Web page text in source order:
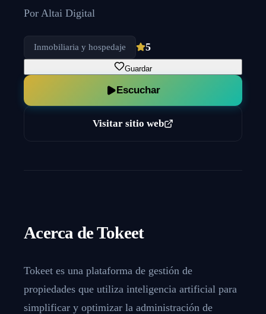
Por Altai Digital
Inmobiliaria y hospedaje 5
Guardar
Escuchar
Visitar sitio web
Acerca deTokeet
Tokeet es una plataforma de gestión de
propiedades que utiliza inteligencia artificial para
simplificar y optimizar la administración de